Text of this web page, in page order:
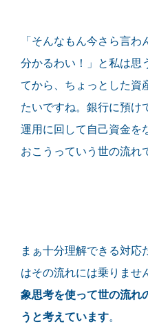
「そんなもん今さら言
分かるわい！」と私は思
てから、ちょっとした資
たいですね。銀行に預け
運用に回して自己資金を
おこうっていう世の流れ
まぁ十分理解できる対応
はその流れには乗りませ
象思考を使って世の流れ
うと考えています。